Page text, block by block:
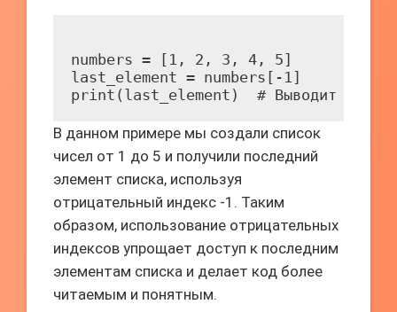
numbers = [1, 2, 3, 4, 5]
last_element = numbers[-1]
В данном примере мы создали список
чисел от 1 до 5 и получили последний
элемент списка, используя
отрицательный индекс -1. Таким
образом, использование отрицательных
индексов упрощает доступ к последним
элементам списка и делает код более
читаемым и понятным.